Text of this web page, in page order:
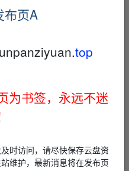
、z
、z
、z
好者分享发布的网盘链接
布页A
top
为书签，永远不迷
时访问，请尽快保存云盘资
维护，最新消息将在发布页